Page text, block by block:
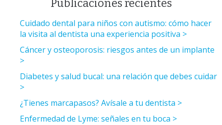
Publicaciones recientes
Cuidado dental para niños con autismo: cómo hacer
la visita al dentista una experiencia positiva
Cáncer y osteoporosis: riesgos antes de un implante
Diabetes y salud bucal: una relación que debes cuidar
¿Tienes marcapasos? Avísale a tu dentista
Enfermedad de Lyme: señales en tu boca